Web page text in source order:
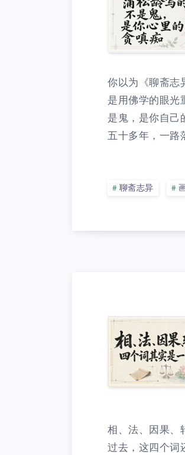
你以为《聊斋志
是用佛学的眼光
是鬼，是你自己
五十多年，一路
聊斋志异
相、法、因果、
过去，这四个词